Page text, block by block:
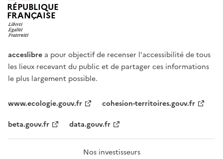
RÉPUBLIQUE
FRANÇAISE
acceslibre a pour objectif de recenser l'accessibilité de tous
les lieux recevant du public et de partager ces informations
le plus largement possible.
www.ecologie.gouv.fr
cohesion-territoires.gouv.fr
beta.gouv.fr
data.gouv.fr
Nos investisseurs